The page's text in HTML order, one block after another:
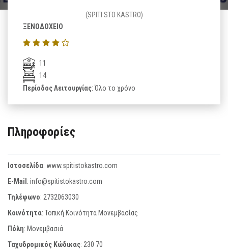
(SPITI STO KASTRO)
ΞΕΝΟΔΟΧΕΙΟ
11
14
Περίοδος Λειτουργίας: Όλο το χρόνο
Πληροφορίες
Ιστοσελίδα: www.spitistokastro.com
E-Mail: info@spitistokastro.com
Τηλέφωνο: 2732063030
Κοινότητα: Τοπική Κοινότητα Μονεμβασίας
Πόλη: Μονεμβασιά
Ταχυδρομικός Κώδικας: 230 70